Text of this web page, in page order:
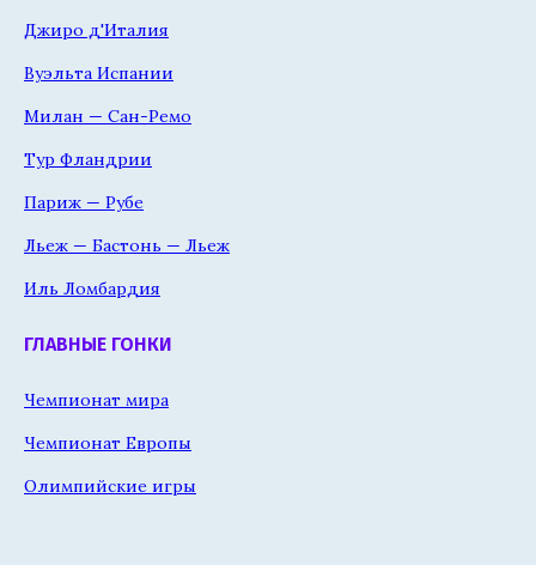
Джиро д'Италия
Вуэльта Испании
Милан — Сан-Ремо
Тур Фландрии
Париж — Рубе
Льеж — Бастонь — Льеж
Иль Ломбардия
ГЛАВНЫЕ ГОНКИ
Чемпионат мира
Чемпионат Европы
Олимпийские игры